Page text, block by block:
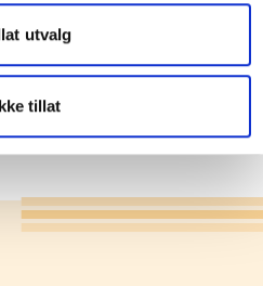
utvalg
tillat
for innmating og uttak
og avlest.